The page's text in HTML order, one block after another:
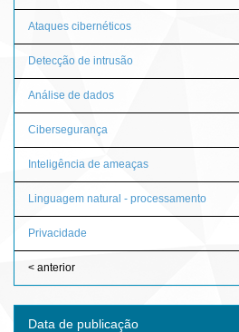
Ataques cibernéticos
Detecção de intrusão
Análise de dados
Cibersegurança
Inteligência de ameaças
Linguagem natural - processamento
Privacidade
< anterior
Data de publicação